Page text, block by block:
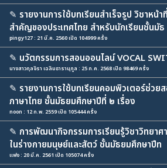
✎ รายงานการใช้บทเรียนสำเร็จรูป วิชาหน้
สำคัญของประเทศไทย สำหรับนักเรียนชั้นมัธ
pingy127 : 21 มี.ค. 2560 เปิด 104999 ครั้ง
✎ นวัตกรรมการสอนออนไลน์ VOCAL
นางสาวกุลจิรา เฉลิมธารานุกูล : 25 ก.ค. 2568 เปิด 98469 ครั้ง
✎ รายงานการใช้บทเรียนคอมพิวเตอร์ช่วย
ภาษาไทย ชั้นมัธยมศึกษาปีที่ ๒ เรื่อง
noon : 12 ก.พ. 2559 เปิด 105444 ครั้ง
✎ การพัฒนากิจกรรมการเรียนรู้วิชาวิทยาศ
ในร่างกายมนุษย์และสัตว์ ชั้นมัธยมศึกษาปีท
แฟง : 20 มี.ค. 2561 เปิด 105074 ครั้ง